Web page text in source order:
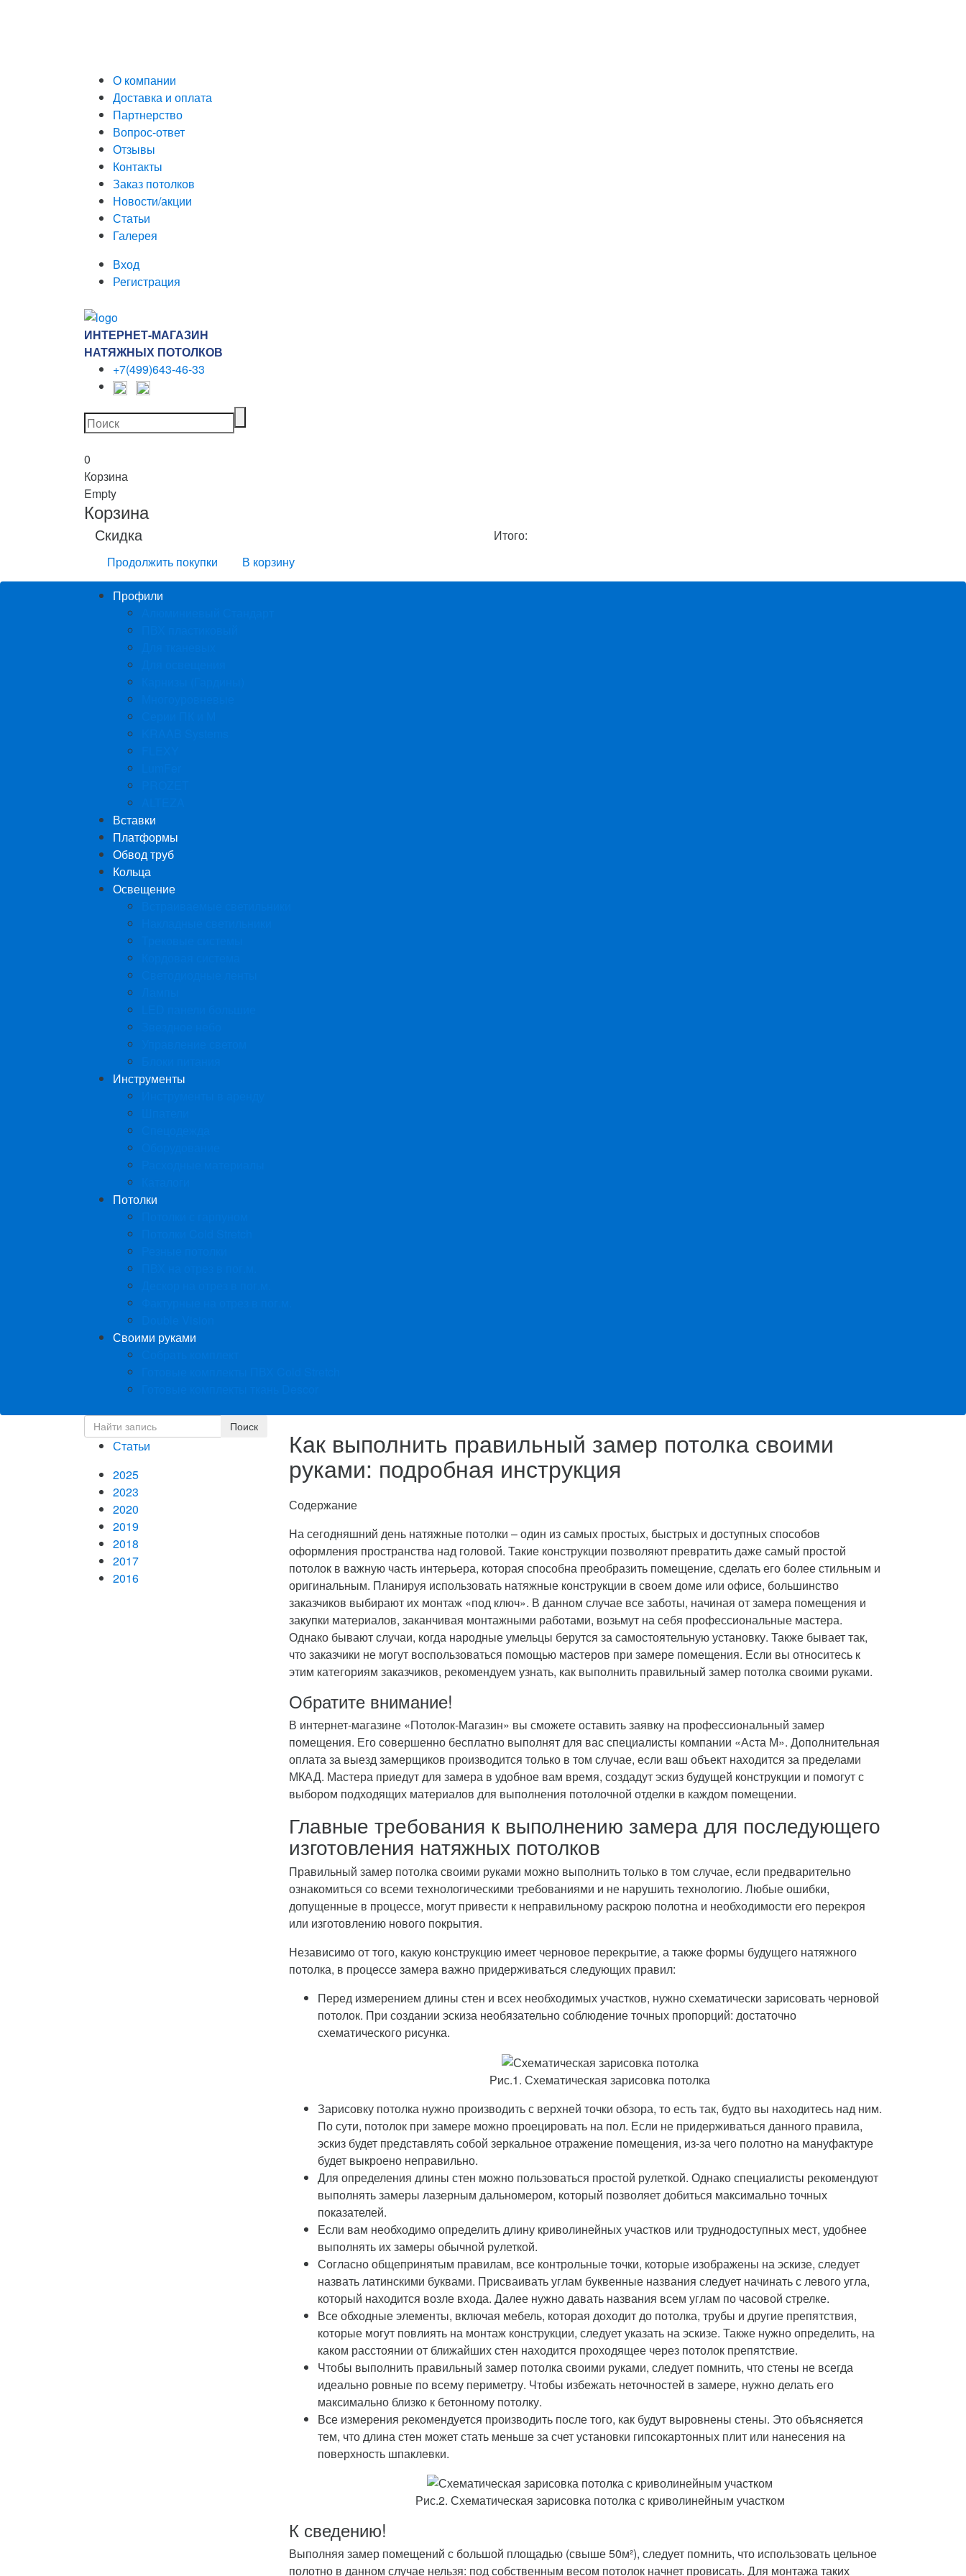
О компании
Доставка и оплата
Партнерство
Вопрос-ответ
Отзывы
Контакты
Заказ потолков
Новости/акции
Статьи
Галерея
Вход
Регистрация
ИНТЕРНЕТ-МАГАЗИН
НАТЯЖНЫХ ПОТОЛКОВ
+7(499)643-46-33
0
Корзина
Empty
Корзина
Скидка
Итого:
Продолжить покупки
В корзину
Профили
Вставки
Платформы
Обвод труб
Кольца
Освещение
Инструменты
Потолки
Своими руками
Статьи
2025
2023
2020
2019
2018
2017
2016
Как выполнить правильный замер потолка своими
руками: подробная инструкция
Содержание
На сегодняшний день натяжные потолки – один из самых простых, быстрых и доступных способов
оформления пространства над головой. Такие конструкции позволяют превратить даже самый простой
потолок в важную часть интерьера, которая способна преобразить помещение, сделать его более стильным и
оригинальным. Планируя использовать натяжные конструкции в своем доме или офисе, большинство
заказчиков выбирают их монтаж «под ключ». В данном случае все заботы, начиная от замера помещения и
закупки материалов, заканчивая монтажными работами, возьмут на себя профессиональные мастера.
Однако бывают случаи, когда народные умельцы берутся за самостоятельную установку. Также бывает так,
что заказчики не могут воспользоваться помощью мастеров при замере помещения. Если вы относитесь к
этим категориям заказчиков, рекомендуем узнать, как выполнить правильный замер потолка своими руками.
Обратите внимание!
В интернет-магазине «Потолок-Магазин» вы сможете оставить заявку на профессиональный замер
помещения. Его совершенно бесплатно выполнят для вас специалисты компании «Аста М». Дополнительная
оплата за выезд замерщиков производится только в том случае, если ваш объект находится за пределами
МКАД. Мастера приедут для замера в удобное вам время, создадут эскиз будущей конструкции и помогут с
выбором подходящих материалов для выполнения потолочной отделки в каждом помещении.
Главные требования к выполнению замера для последующего
изготовления натяжных потолков
Правильный замер потолка своими руками можно выполнить только в том случае, если предварительно
ознакомиться со всеми технологическими требованиями и не нарушить технологию. Любые ошибки,
допущенные в процессе, могут привести к неправильному раскрою полотна и необходимости его перекроя
или изготовлению нового покрытия.
Независимо от того, какую конструкцию имеет черновое перекрытие, а также формы будущего натяжного
потолка, в процессе замера важно придерживаться следующих правил:
Перед измерением длины стен и всех необходимых участков, нужно схематически зарисовать черновой
потолок. При создании эскиза необязательно соблюдение точных пропорций: достаточно
схематического рисунка.
Рис.1. Схематическая зарисовка потолка
Зарисовку потолка нужно производить с верхней точки обзора, то есть так, будто вы находитесь над ним.
По сути, потолок при замере можно проецировать на пол. Если не придерживаться данного правила,
эскиз будет представлять собой зеркальное отражение помещения, из-за чего полотно на мануфактуре
будет выкроено неправильно.
Для определения длины стен можно пользоваться простой рулеткой. Однако специалисты рекомендуют
выполнять замеры лазерным дальномером, который позволяет добиться максимально точных
показателей.
Если вам необходимо определить длину криволинейных участков или труднодоступных мест, удобнее
выполнять их замеры обычной рулеткой.
Согласно общепринятым правилам, все контрольные точки, которые изображены на эскизе, следует
назвать латинскими буквами. Присваивать углам буквенные названия следует начинать с левого угла,
который находится возле входа. Далее нужно давать названия всем углам по часовой стрелке.
Все обходные элементы, включая мебель, которая доходит до потолка, трубы и другие препятствия,
которые могут повлиять на монтаж конструкции, следует указать на эскизе. Также нужно определить, на
каком расстоянии от ближайших стен находится проходящее через потолок препятствие.
Чтобы выполнить правильный замер потолка своими руками, следует помнить, что стены не всегда
идеально ровные по всему периметру. Чтобы избежать неточностей в замере, нужно делать его
максимально близко к бетонному потолку.
Все измерения рекомендуется производить после того, как будут выровнены стены. Это объясняется
тем, что длина стен может стать меньше за счет установки гипсокартонных плит или нанесения на
поверхность шпаклевки.
Рис.2. Схематическая зарисовка потолка с криволинейным участком
К сведению!
Выполняя замер помещений с большой площадью (свыше 50м²), следует помнить, что использовать цельное
полотно в данном случае нельзя: под собственным весом потолок начнет провисать. Для монтажа таких